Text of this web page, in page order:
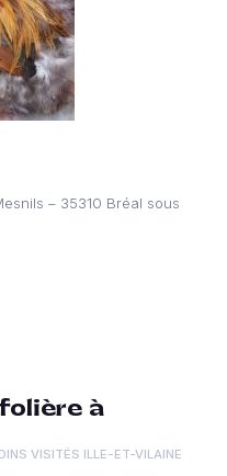
– 35310 Bréal sous
à
VISITÉS ILLE-ET-VILAINE